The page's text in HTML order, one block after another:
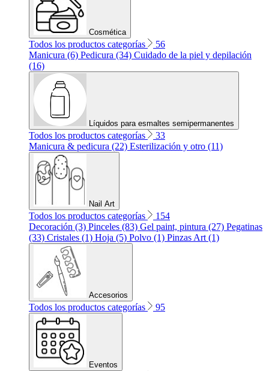
Cosmética
Todos los productos categorías
56
Manicura (6) Pedicura (34) Cuidado de la piel y depilación
(16)
Líquidos para esmaltes semipermanentes
Todos los productos categorías
33
Manicura & pedicura (22) Esterilización y otro (11)
Nail Art
Todos los productos categorías
154
Decoración (3) Pinceles (83) Gel paint, pintura (27) Pegatinas
(33) Cristales (1) Hoja (5) Polvo (1) Pinzas Art (1)
Accesorios
Todos los productos categorías 95
Eventos